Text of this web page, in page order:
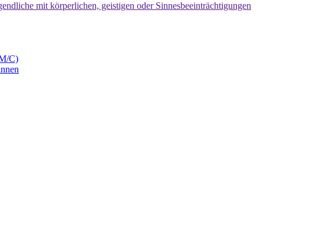
mit körperlichen, geistigen oder Sinnesbeeinträchtigungen
C)